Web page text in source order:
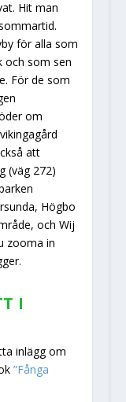
Hit man
för alla som
och som sen
För de som
om
att
(väg 272)
Högbo
och Wij
zooma in
I
inlägg om
”Fånga